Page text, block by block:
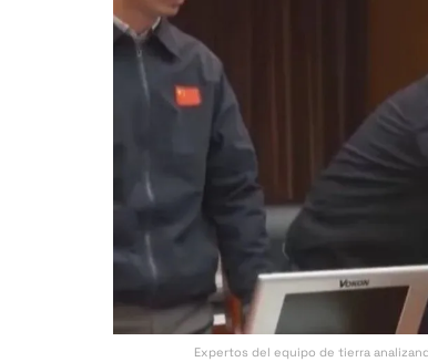
Expertos del equipo de tierra